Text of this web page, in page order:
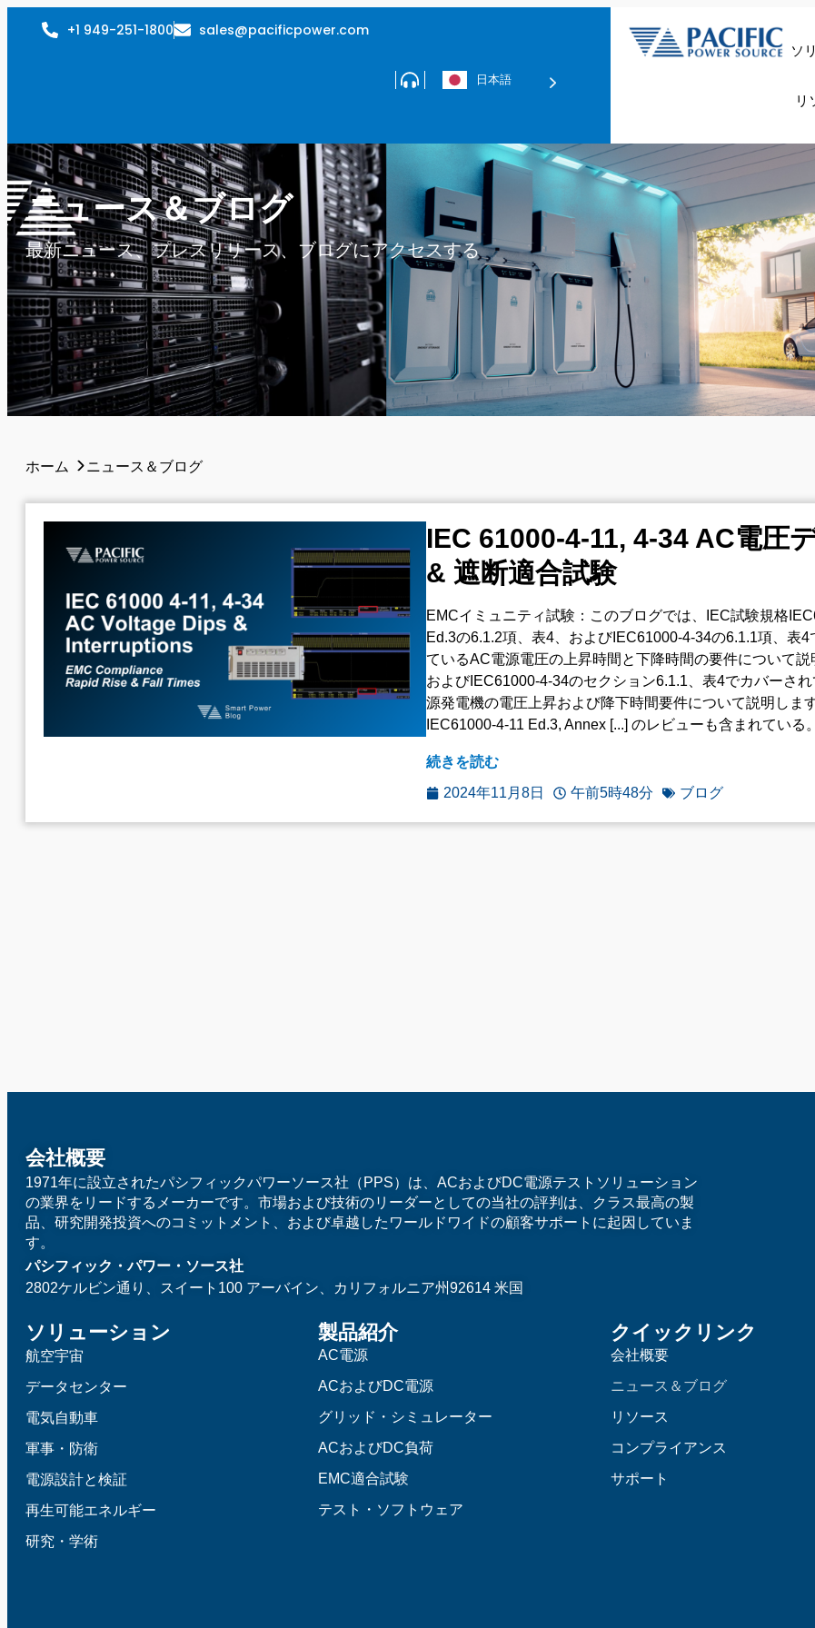
+1 949-251-1800 sales@pacificpower.com
日本語
ソ
リ
ニュース＆ブログ
最新ニュース、プレスリリース、ブログにアクセスする
ホーム ニュース＆ブログ
IEC 61000-4-11, 4-34 AC電圧
& 遮断適合試験
EMCイミュニティ試験：このブログでは、IEC試験規格
Ed.3の6.1.2項、表4、およびIEC61000-4-34の6.1.1項、表4
ているAC電源電圧の上昇時間と下降時間の要件について説
およびIEC61000-4-34のセクション6.1.1、表4でカバーさ
源発電機の電圧上昇および降下時間要件について説明しま
IEC61000-4-11 Ed.3, Annex [...] のレビューも含まれている。
続きを読む
2024年11月8日
午前5時48分 ブログ
会社概要
1971年に設立されたパシフィックパワーソース社（PPS）は、ACおよびDC電源テストソリューション
の業界をリードするメーカーです。市場および技術のリーダーとしての当社の評判は、クラス最高の製
品、研究開発投資へのコミットメント、および卓越したワールドワイドの顧客サポートに起因していま
す。
パシフィック・パワー・ソース社
2802ケルビン通り、スイート100 アーバイン、カリフォルニア州92614 米国
ソリューション
航空宇宙
データセンター
電気自動車
軍事・防衛
電源設計と検証
再生可能エネルギー
研究・学術
製品紹介
AC電源
ACおよびDC電源
グリッド・シミュレーター
ACおよびDC負荷
EMC適合試験
テスト・ソフトウェア
クイックリンク
会社概要
ニュース＆ブログ
リソース
コンプライアンス
サポート